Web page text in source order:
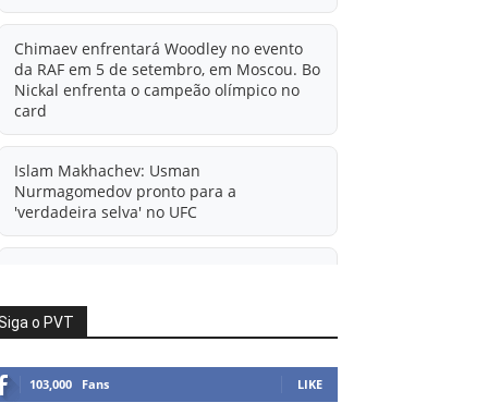
Chimaev enfrentará Woodley no evento
da RAF em 5 de setembro, em Moscou. Bo
Nickal enfrenta o campeão olímpico no
card
Islam Makhachev: Usman
Nurmagomedov pronto para a
'verdadeira selva' no UFC
informações sobre possível mudança
para o UFC após novas negociações.
Islam Makhachev: Há concorrentes
o PVT
103,000 Fans LIKE